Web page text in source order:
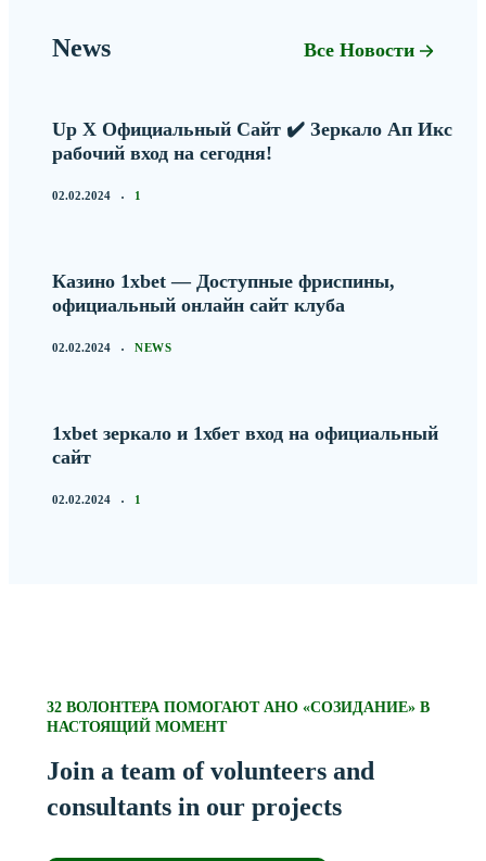
News Все Новости
Up X Официальный Сайт ✔️ Зеркало Ап Икс
рабочий вход на сегодня!
02.02.2024 1
Казино 1xbet — Доступные фриспины,
официальный онлайн сайт клуба
02.02.2024 NEWS
1xbet зеркало и 1хбет вход на официальный
сайт
02.02.2024 1
32 ВОЛОНТЕРА ПОМОГАЮТ АНО «СОЗИДАНИЕ» В
НАСТОЯЩИЙ МОМЕНТ
Join a team of volunteers and
consultants in our projects